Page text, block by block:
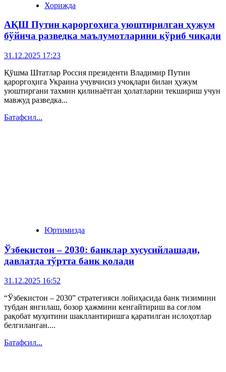
Хорижда
АҚШ Путин қароргоҳига уюштирилган ҳужум
бўйича разведка маълумотларини кўриб чиқади
31.12.2025 17:23
Қўшма Штатлар Россия президенти Владимир Путин
қароргоҳига Украина учувчисиз учоқлари билан ҳужум
уюштиргани тахмин қилинаётган ҳолатларни текшириш учун
мавжуд разведка...
Батафсил...
Юртимизда
Ўзбекистон – 2030: банклар хусусийлашади,
давлатда тўртта банк қолади
31.12.2025 16:52
“Ўзбекистон – 2030” стратегияси лойиҳасида банк тизимини
тубдан янгилаш, бозор ҳажмини кенгайтириш ва соғлом
рақобат муҳитини шакллантиришга қаратилган ислоҳотлар
белгиланган....
Батафсил...